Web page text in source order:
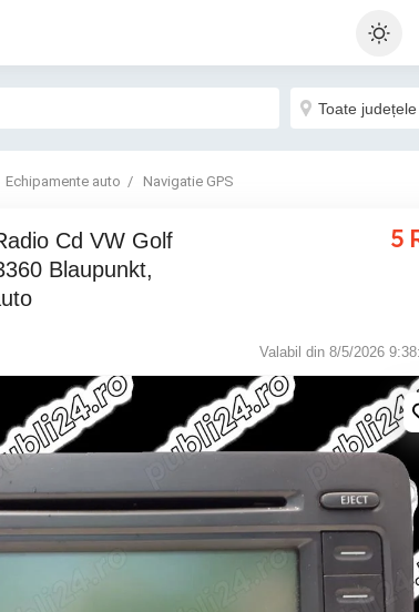
Echipamente auto Navigatie GPS
Blaupunkt,
5
Valabil din 8/5/2026